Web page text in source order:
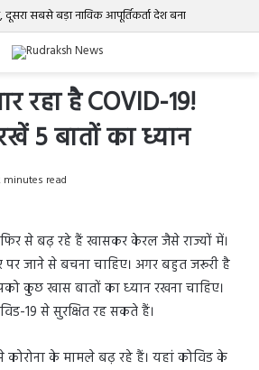
दूसरा सबसे बड़ा नाविक आपूर्तिकर्ता देश बना
रहा है COVID-19!
5 बातों का ध्यान
minutes read
से बढ़ रहे हैं खासकर केरल जैसे राज्यों में।
जाने से बचना चाह‍िए। अगर बहुत जरूरी है
कुछ खास बातों का ध्‍यान रखना चाह‍िए।
19 से सुरक्षित रह सकते हैं।
कोरोना के मामले बढ़ रहे हैं। यहां कोविड के